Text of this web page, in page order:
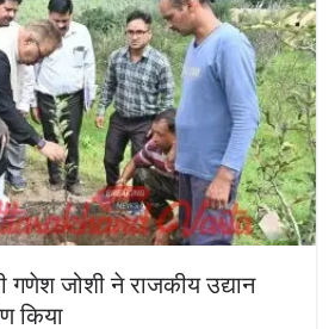
जोशी ने राजकीय उद्यान
किया